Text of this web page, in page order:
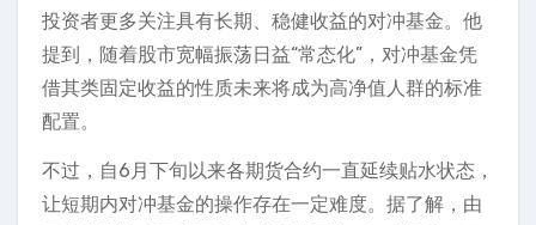
投资者更多关注具有长期、稳健收益的对冲基金。他
提到，随着股市宽幅振荡日益“常态化”，对冲基金凭
借其类固定收益的性质未来将成为高净值人群的标准
配置。
不过，自6月下旬以来各期货合约一直延续贴水状态，
让短期内对冲基金的操作存在一定难度。据了解，由